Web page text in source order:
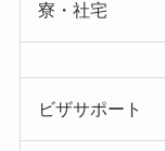
寮・社宅
ビザサポート